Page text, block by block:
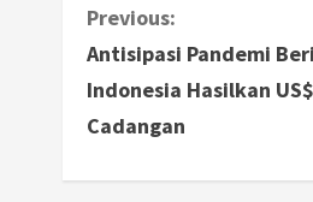
C
o
n
t
Previous:
Antisipasi Pandemi
Indonesia Hasilkan
Cadangan